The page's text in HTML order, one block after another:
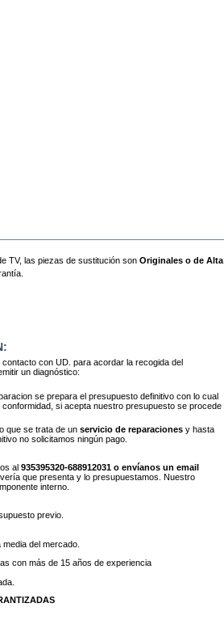
TV, las piezas de sustitución son Originales o de Alta
con UD. para acordar la recogida del
un diagnóstico:
se prepara el presupuesto definitivo con lo cual
si acepta nuestro presupuesto se procede
que se trata de un servicio de reparaciones y hasta
no solicitamos ningún pago.
al 935395320-688912031 o envíanos un email
que presenta y lo presupuestamos. Nuestro
interno.
previo.
del mercado.
con más de 15 años de experiencia